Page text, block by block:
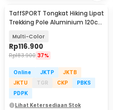
TaffSPORT Tongkat Hiking Lipat
Trekking Pole Aluminium 120cm
Multi-Color
Rp116.900
Rp183.900 37%
Online JKTP
JKTB
JKTU
TGR CKP
PBKS
PDPK
Lihat Ketersediaan Stok